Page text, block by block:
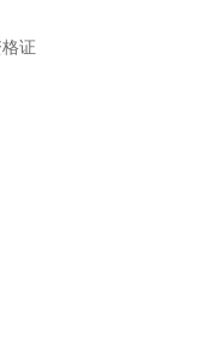
证